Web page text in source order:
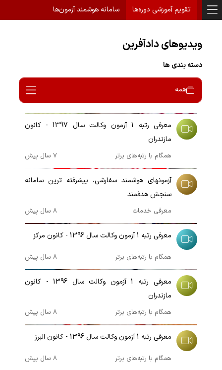
تقویم آموزشی دوره‌ها سامانه هوشمند آزمون‌ها
ویدیوهای دادآفرین
دسته بندی ها
همه
00:02:18
معرفی رتبه 1 آزمون وکالت سال 1397 - کانون
مازندران
همگام با رتبه‌های برتر 7 سال پیش 00:05:11
آزمونهای هوشمند سفارشی، پیشرفته ترین سامانه
سنجش هدفمند
معرفی خدمات 8 سال پیش 00:06:32
معرفی رتبه 1 آزمون وکالت سال 1396 - کانون مرکز
همگام با رتبه‌های برتر 8 سال پیش 00:05:59
معرفی رتبه 1 آزمون وکالت سال 1396 - کانون
مازندران
همگام با رتبه‌های برتر 8 سال پیش 00:02:06
معرفی رتبه 1 آزمون وکالت سال 1396 - کانون البرز
همگام با رتبه‌های برتر 8 سال پیش 00:05:10